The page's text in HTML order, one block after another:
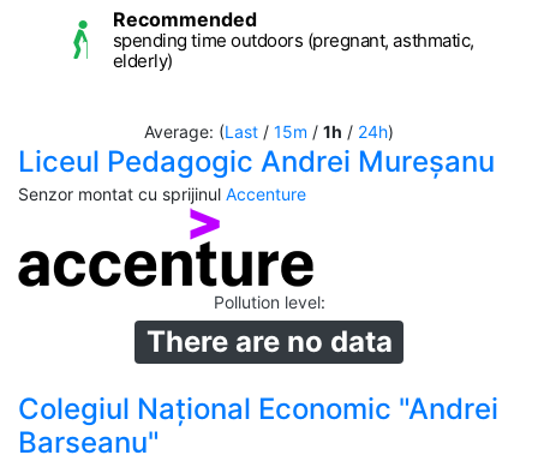
Recommended
spending time outdoors (pregnant, asthmatic,
elderly)
Average: (Last / 15m / 1h / 24h)
Liceul Pedagogic Andrei Mureșanu
Senzor montat cu sprijinul Accenture
Pollution level:
There are no data
Colegiul Național Economic "Andrei
Barseanu"